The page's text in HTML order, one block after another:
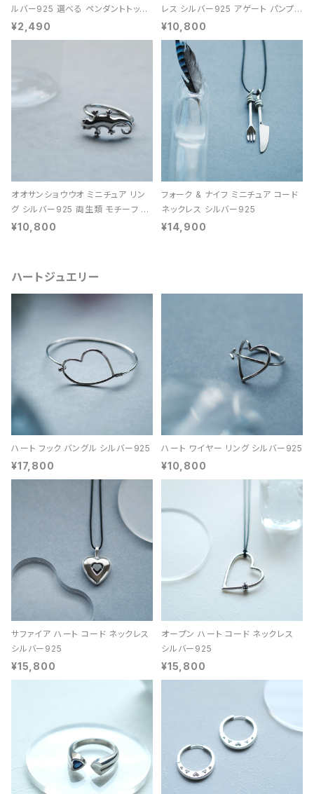
ルバー925 選べる ペンダントトップ
レディース ユニセックス
¥2,490
レス シルバー925 アゲート パンプキ
ン 天然石 レディース
¥10,800
オオサンショウウオ ミニチュア リン
グ シルバー925 両生類 モチーフ レ
ディース ユニセックス
¥10,800
フォーク & ナイフ ミニチュア コード
ネックレス シルバー925
¥14,900
ハートジュエリー
ハート フック バングル シルバー925
¥17,800
ハート ワイヤー リング シルバー925
¥10,800
サファイア ハート コード ネックレス
シルバー925
¥15,800
オープン ハート コード ネックレス
シルバー925
¥15,800